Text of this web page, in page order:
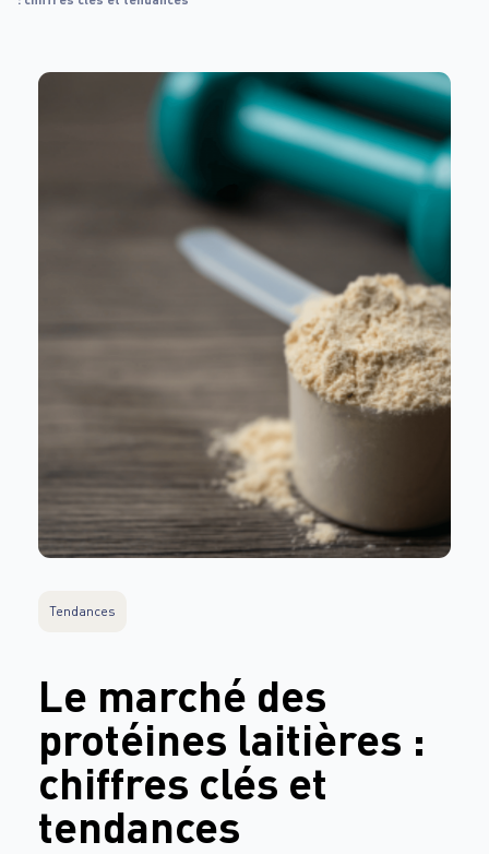
Tendances
Le marché des
protéines laitières :
chiffres clés et
tendances